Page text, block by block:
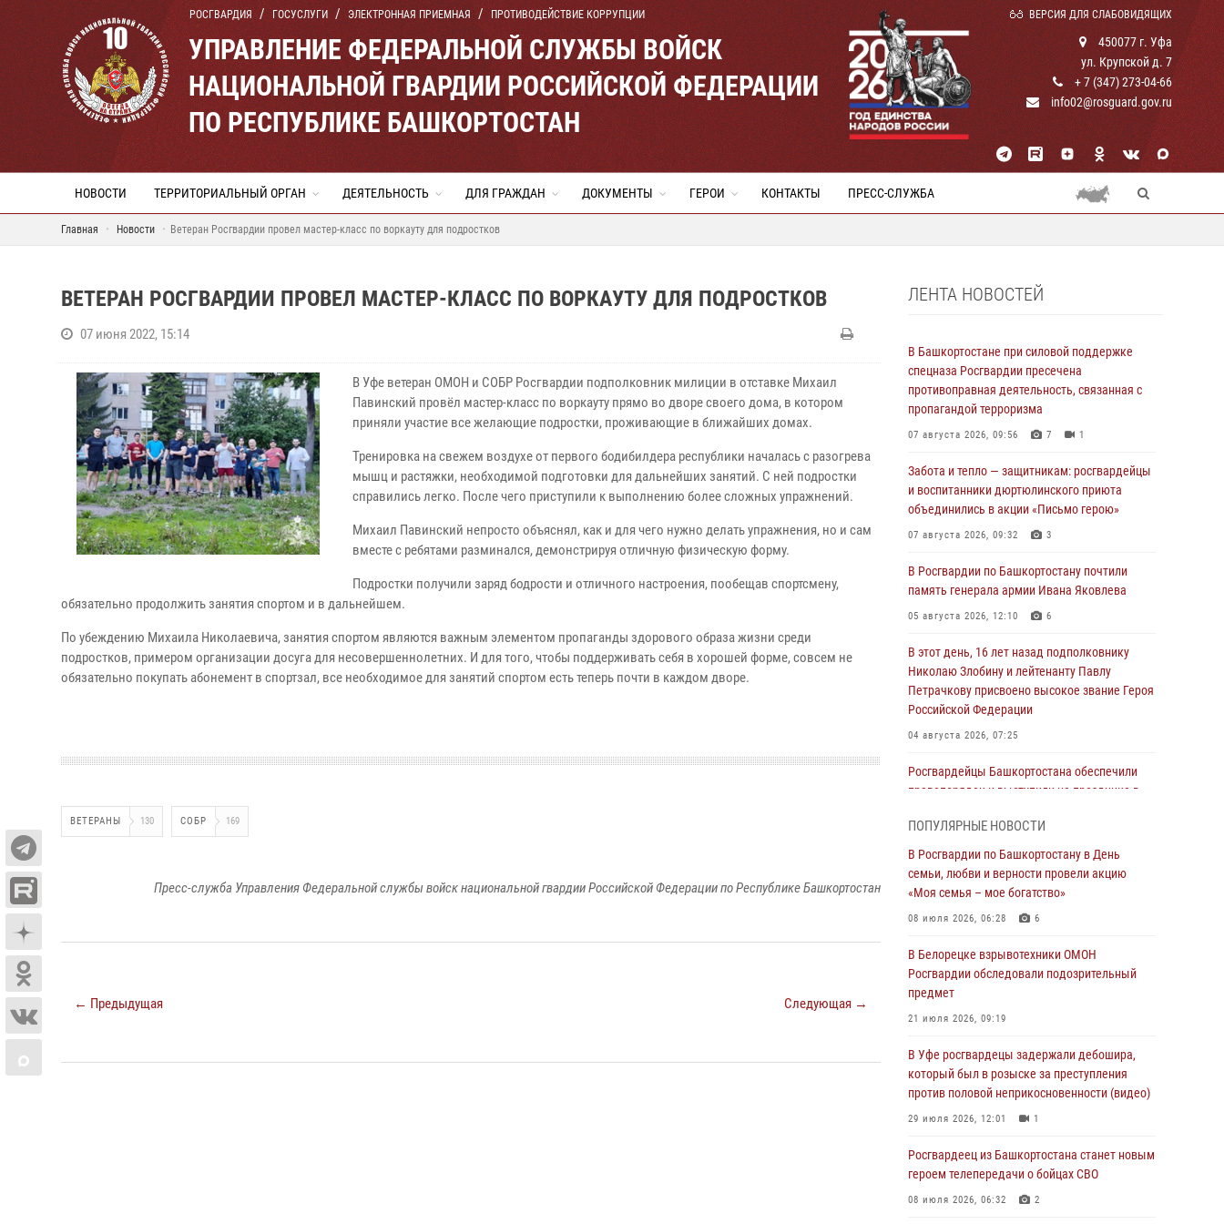
РОСГВАРДИЯ ГОСУСЛУГИ ЭЛЕКТРОННАЯ ПРИЕМНАЯ ПРОТИВОДЕЙСТВИЕ КОРРУПЦИИ ВЕРСИЯ ДЛЯ СЛАБОВИДЯЩИХ
УПРАВЛЕНИЕ ФЕДЕРАЛЬНОЙ СЛУЖБЫ ВОЙСК
НАЦИОНАЛЬНОЙ ГВАРДИИ РОССИЙСКОЙ ФЕДЕРАЦИИ
ПО РЕСПУБЛИКЕ БАШКОРТОСТАН
450077 г. Уфа
ул. Крупской д. 7
+ 7 (347) 273-04-66
info02@rosguard.gov.ru
НОВОСТИ ТЕРРИТОРИАЛЬНЫЙ ОРГАН ДЕЯТЕЛЬНОСТЬ ДЛЯ ГРАЖДАН ДОКУМЕНТЫ ГЕРОИ КОНТАКТЫ ПРЕСС-СЛУЖБА
Главная Новости Ветеран Росгвардии провел мастер-класс по воркауту для подростков
ВЕТЕРАН РОСГВАРДИИ ПРОВЕЛ МАСТЕР-КЛАСС ПО ВОРКАУТУ ДЛЯ ПОДРОСТКОВ
07 июня 2022, 15:14
В Уфе ветеран ОМОН и СОБР Росгвардии подполковник милиции в отставке Михаил
Павинский провёл мастер-класс по воркауту прямо во дворе своего дома, в котором
приняли участие все желающие подростки, проживающие в ближайших домах.
Тренировка на свежем воздухе от первого бодибилдера республики началась с разогрева
мышц и растяжки, необходимой подготовки для дальнейших занятий. С ней подростки
справились легко. После чего приступили к выполнению более сложных упражнений.
Михаил Павинский непросто объяснял, как и для чего нужно делать упражнения, но и сам
вместе с ребятами разминался, демонстрируя отличную физическую форму.
Подростки получили заряд бодрости и отличного настроения, пообещав спортсмену,
обязательно продолжить занятия спортом и в дальнейшем.
По убеждению Михаила Николаевича, занятия спортом являются важным элементом пропаганды здорового образа жизни среди
подростков, примером организации досуга для несовершеннолетних. И для того, чтобы поддерживать себя в хорошей форме, совсем не
обязательно покупать абонемент в спортзал, все необходимое для занятий спортом есть теперь почти в каждом дворе.
ВЕТЕРАНЫ 130 СОБР 169
Пресс-служба Управления Федеральной службы войск национальной гвардии Российской Федерации по Республике Башкортостан
← Предыдущая Следующая →
ЛЕНТА НОВОСТЕЙ
В Башкортостане при силовой поддержке
спецназа Росгвардии пресечена
противоправная деятельность, связанная с
пропагандой терроризма
07 августа 2026, 09:56 7 1
Забота и тепло — защитникам: росгвардейцы
и воспитанники дюртюлинского приюта
объединились в акции «Письмо герою»
07 августа 2026, 09:32 3
В Росгвардии по Башкортостану почтили
память генерала армии Ивана Яковлева
05 августа 2026, 12:10 6
В этот день, 16 лет назад подполковнику
Николаю Злобину и лейтенанту Павлу
Петрачкову присвоено высокое звание Героя
Российской Федерации
04 августа 2026, 07:25
Росгвардейцы Башкортостана обеспечили
правопорядок и выступили на празднике в
За героями - будущее: В Башкортостане
стартовала акция Росгвардии "Письмо
В Башкирии росгвардейцы провели
волейбольный турнир на открытом воздухе
03 августа 2026, 04:29
В Уфе росгвардейцы по горячим следам
задержали подозреваемого в открытом
хищении из аптеки (видео)
03 августа 2026, 04:15
Начальник отделения учёта и
комплектования Росгвардии Башкортостана
ответил на вопросы граждан
ПОПУЛЯРНЫЕ НОВОСТИ
В Росгвардии по Башкортостану в День
семьи, любви и верности провели акцию
«Моя семья – мое богатство»
08 июля 2026, 06:28 6
В Белорецке взрывотехники ОМОН
Росгвардии обследовали подозрительный
предмет
21 июля 2026, 09:19
В Уфе росгвардецы задержали дебошира,
который был в розыске за преступления
против половой неприкосновенности (видео)
29 июля 2026, 12:01 1
Росгвардеец из Башкортостана станет новым
героем телепередачи о бойцах СВО
08 июля 2026, 06:32 2